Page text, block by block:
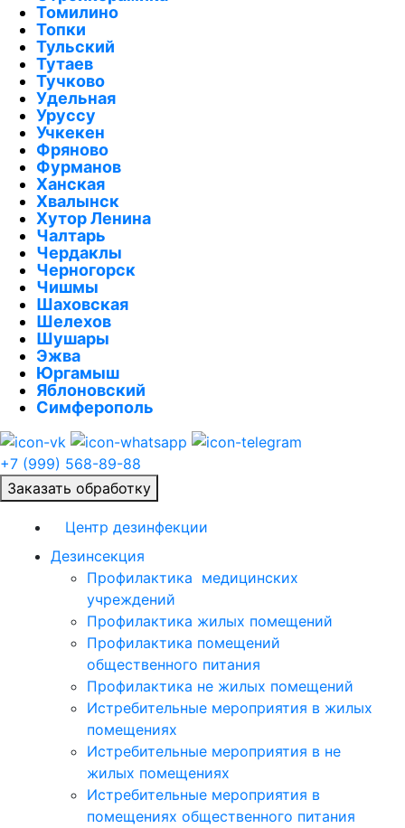
Томилино
Топки
Тульский
Тутаев
Тучково
Удельная
Уруссу
Учкекен
Фряново
Фурманов
Ханская
Хвалынск
Хутор Ленина
Чалтарь
Чердаклы
Черногорск
Чишмы
Шаховская
Шелехов
Шушары
Эжва
Юргамыш
Яблоновский
Симферополь
+7 (999) 568-89-88
Заказать обработку
Центр дезинфекции
Дезинсекция
Профилактика медицинских
учреждений
Профилактика жилых помещений
Профилактика помещений
общественного питания
Профилактика не жилых помещений
Истребительные мероприятия в жилых
помещениях
Истребительные мероприятия в не
жилых помещениях
Истребительные мероприятия в
помещениях общественного питания